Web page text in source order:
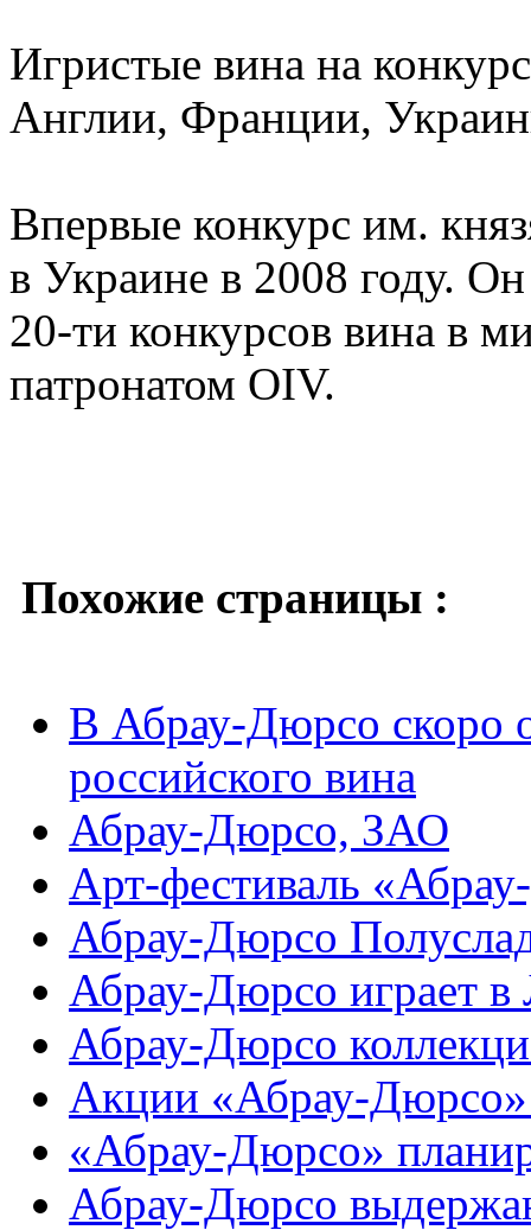
Игристые вина на
Англии, Франции,
Впервые конкурс им.
в Украине в 2008 году.
20-ти конкурсов вина в
патронатом OIV.
Похожие страницы :
В Абрау-Дюрсо скоро
российского вина
Абрау-Дюрсо, ЗАО
Арт-фестиваль
Абрау-Дюрсо
Абрау-Дюрсо играет в
Абрау-Дюрсо
Акции «Абрау-Дюрсо»
«Абрау-Дюрсо»
Абрау-Дюрсо